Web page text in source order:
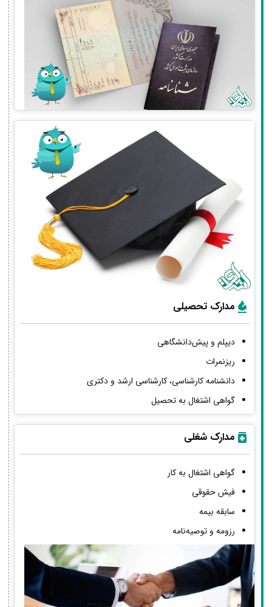
مدارک تحصیلی
دیپلم و پیش‌دانشگاهی
ریزنمرات
دانشنامه کارشناسی، کارشناسی ارشد و دکتری
گواهی اشتغال به تحصیل
مدارک شغلی
گواهی اشتغال به کار
فیش حقوقی
سابقه بیمه
رزومه و توصیه‌نامه